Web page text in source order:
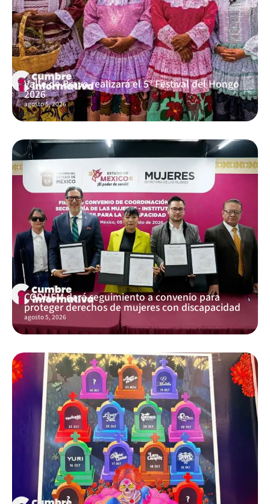
Valle de Bravo realizará el 5° Festival del Hongo
2026
agosto 5, 2026
CODHEM dará seguimiento a convenio para
proteger derechos de mujeres con discapacidad
agosto 5, 2026